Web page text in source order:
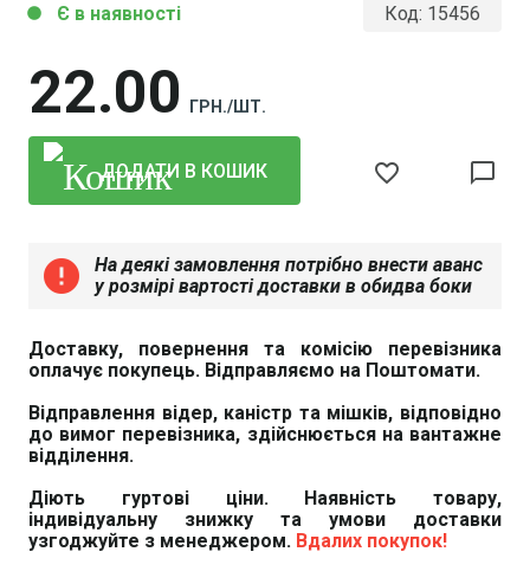
Код: 15456
22 00 ГРН./ШТ.
circle Є в наявності
ДОДАТИ В КОШИК favorite_border chat_bubble_outline
error
На деякі замовлення потрібно внести аванс
у розмірі вартості доставки в обидва боки
Доставку, повернення та комісію перевізника
оплачує покупець. Відправляємо на Поштомати.
Відправлення відер, каністр та мішків, відповідно
до вимог перевізника, здійснюється на вантажне
відділення.
Діють гуртові ціни. Наявність товару,
індивідуальну знижку та умови доставки
узгоджуйте з менеджером. Вдалих покупок!